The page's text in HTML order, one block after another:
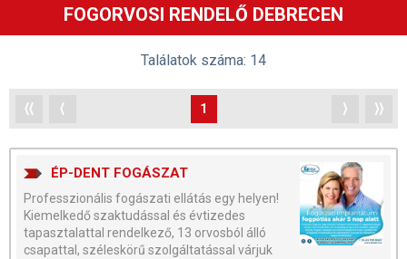
FOGORVOSI RENDELŐ DEBRECEN
Találatok száma: 14
⟨⟨ ⟨ 1 ⟩ ⟩⟩
ÉP-DENT FOGÁSZAT
Professzionális fogászati ellátás egy helyen!
Kiemelkedő szaktudással és évtizedes
tapasztalattal rendelkező, 13 orvosból álló
csapattal, széleskörű szolgáltatással várjuk